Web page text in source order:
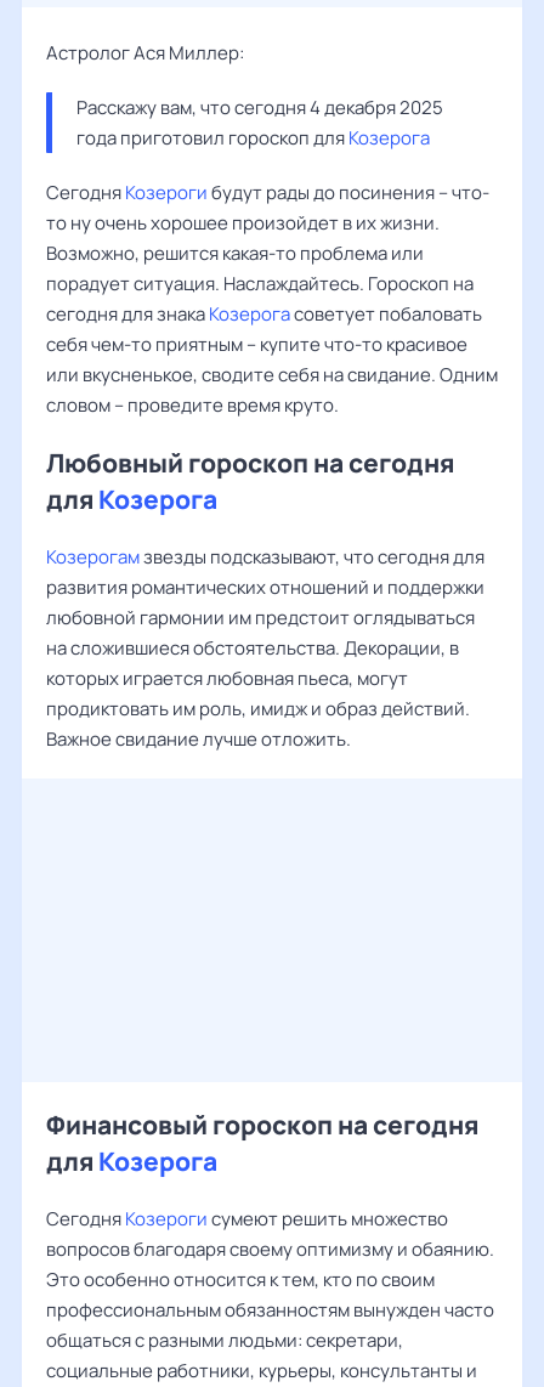
Астролог Ася Миллер:
Расскажу вам, что сегодня 4 декабря 2025
года приготовил гороскоп для Козерога
СегодняКозерогибудут рады до посинения – что-
то ну очень хорошее произойдет в их жизни.
Возможно, решится какая-то проблема или
порадует ситуация. Наслаждайтесь. Гороскоп на
сегодня для знакаКозерогасоветует побаловать
себя чем-то приятным – купите что-то красивое
или вкусненькое, сводите себя на свидание. Одним
словом – проведите время круто.
Любовный гороскоп на сегодня
для Козерога
Козерогамзвезды подсказывают, что сегодня для
развития романтических отношений и поддержки
любовной гармонии им предстоит оглядываться
на сложившиеся обстоятельства. Декорации, в
которых играется любовная пьеса, могут
продиктовать им роль, имидж и образ действий.
Важное свидание лучше отложить.
Финансовый гороскоп на сегодня
для Козерога
СегодняКозерогисумеют решить множество
вопросов благодаря своему оптимизму и обаянию.
Это особенно относится к тем, кто по своим
профессиональным обязанностям вынужден часто
общаться с разными людьми: секретари,
социальные работники, курьеры, консультанты и